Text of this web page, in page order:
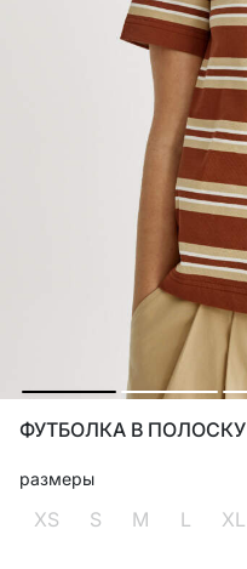
ФУТБОЛКА В ПОЛОСКУ
размеры
XS S M L XL